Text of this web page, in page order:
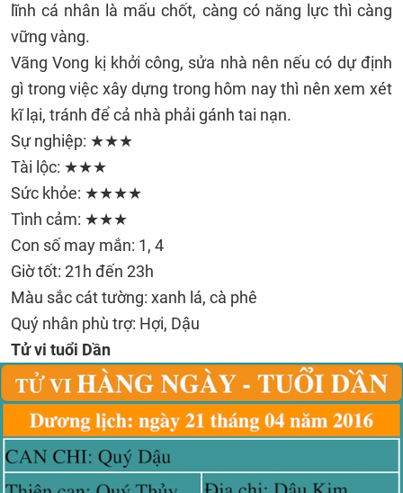
lĩnh cá nhân là mấu chốt, càng có năng lực thì càng
vững vàng.
Vãng Vong kị khởi công, sửa nhà nên nếu có dự định
gì trong việc xây dựng trong hôm nay thì nên xem xét
kĩ lại, tránh để cả nhà phải gánh tai nạn.
Sự nghiệp: ★★★
Tài lộc: ★★★
Sức khỏe: ★★★★
Tình cảm: ★★★
Con số may mắn: 1, 4
Giờ tốt: 21h đến 23h
Màu sắc cát tường: xanh lá, cà phê
Quý nhân phù trợ: Hợi, Dậu
Tử vi tuổi Dần